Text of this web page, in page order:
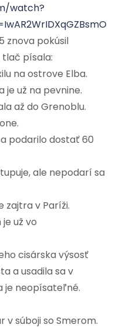
watch?
znova pokúsil
písala:
na ostrove Elba.
je už na pevnine.
až do Grenoblu.
podarilo dostať 60
ale nepodarí sa
zajtra v Paríži.
už vo
cisárska výsosť
a usadila sa v
je neopísateľné.
v súboji so Smerom.